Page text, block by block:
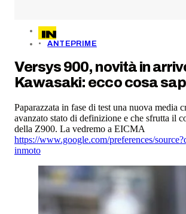
ANTEPRIME
Versys 900, novità in
Kawasaki: ecco cosa
Paparazzata in fase di test una nuova media
avanzato stato di definizione e che sfrutta il
della Z900. La vedremo a EICMA
https://www.google.com/preferences/
inmoto